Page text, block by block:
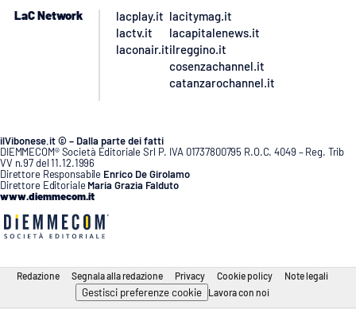
LaC Network
lacplay.it
lactv.it
laconair.it
lacitymag.it
lacapitalenews.it
ilreggino.it
cosenzachannel.it
catanzarochannel.it
ilVibonese.it © – Dalla parte dei fatti
DIEMMECOM® Società Editoriale Srl P. IVA 01737800795 R.O.C. 4049 – Reg. Trib
VV n.97 del 11.12.1996
Direttore Responsabile Enrico De Girolamo
Direttore Editoriale Maria Grazia Falduto
www.diemmecom.it
Redazione Segnala alla redazione Privacy Cookie policy Note legali
Gestisci preferenze cookie Lavora con noi